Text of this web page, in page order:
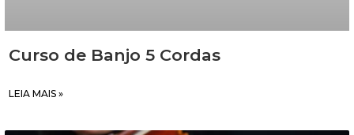
Curso de Banjo 5 Cordas
LEIA MAIS »